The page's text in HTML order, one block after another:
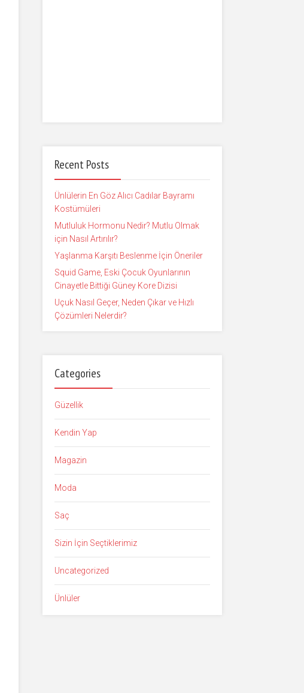
Recent Posts
Ünlülerin En Göz Alıcı Cadılar Bayramı
Kostümüleri
Mutluluk Hormonu Nedir? Mutlu Olmak
için Nasıl Artırılır?
Yaşlanma Karşıtı Beslenme İçin Öneriler
Squid Game, Eski Çocuk Oyunlarının
Cinayetle Bittiği Güney Kore Dizisi
Uçuk Nasıl Geçer, Neden Çıkar ve Hızlı
Çözümleri Nelerdir?
Categories
Güzellik
Kendin Yap
Magazin
Moda
Saç
Sizin İçin Seçtiklerimiz
Uncategorized
Ünlüler